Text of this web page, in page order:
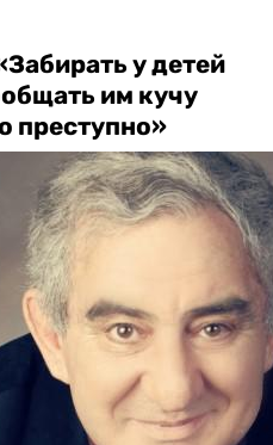
у детей
им кучу
преступно»